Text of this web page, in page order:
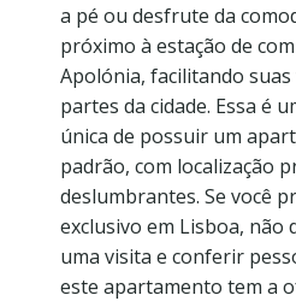
a pé ou desfrute da
próximo à estação de
Apolónia, facilitando
partes da cidade. Essa é
única de possuir um
padrão, com localização
deslumbrantes. Se você
exclusivo em Lisboa, não
uma visita e conferir
este apartamento tem a